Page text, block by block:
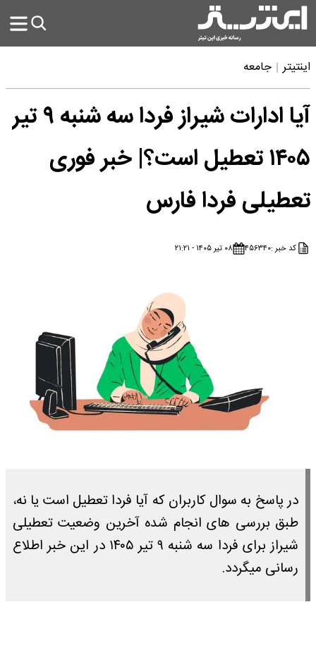
اینتیتر جامعه
آیا ادارات شیراز فردا سه شنبه ۹ تیر
۱۴۰۵ تعطیل است؟| خبر فوری
تعطیلی فردا فارس
کد خبر :۴۵۶۳۴۰ ۰۸ تیر ۱۴۰۵ - ۲۱:۲۱
در پاسخ به سوال کاربران که آیا فردا تعطیل است یا نه،
طبق بررسی های انجام شده آخرین وضعیت تعطیلی
شیراز برای فردا سه شنبه ۹ تیر ۱۴۰۵ در این خبر اطلاع
رسانی میگردد.